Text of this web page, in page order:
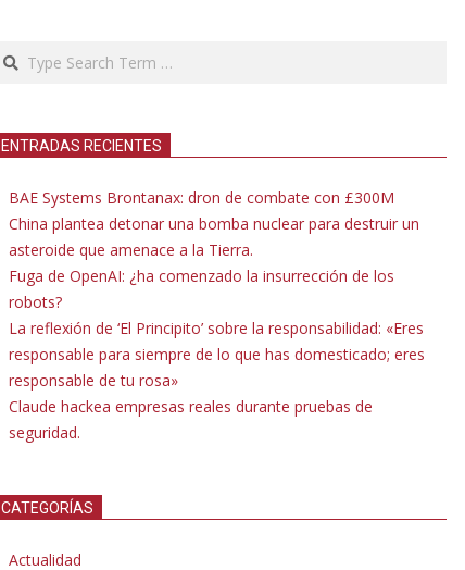
Search
ENTRADAS RECIENTES
BAE Systems Brontanax: dron de combate con £300M
China plantea detonar una bomba nuclear para destruir un
asteroide que amenace a la Tierra.
Fuga de OpenAI: ¿ha comenzado la insurrección de los
robots?
La reflexión de ‘El Principito’ sobre la responsabilidad: «Eres
responsable para siempre de lo que has domesticado; eres
responsable de tu rosa»
Claude hackea empresas reales durante pruebas de
seguridad.
CATEGORÍAS
Actualidad